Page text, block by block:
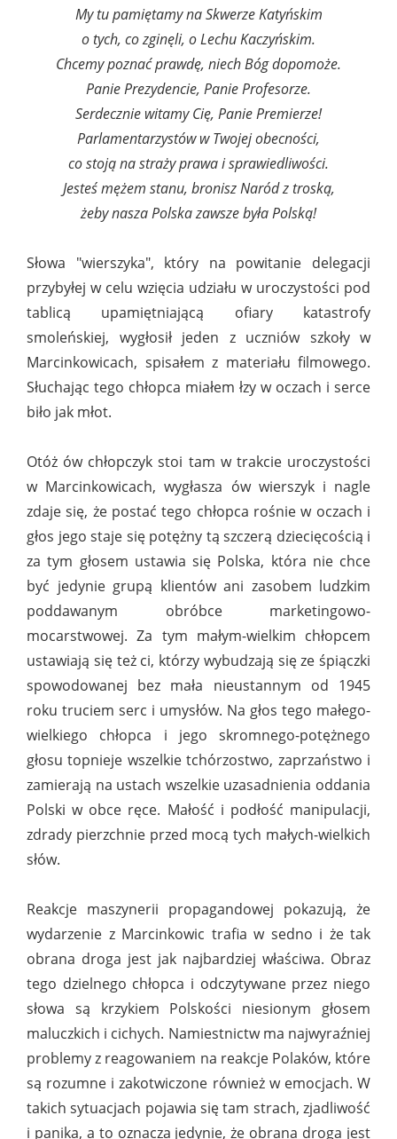
My tu pamiętamy na Skwerze Katyńskim
o tych, co zginęli, o Lechu Kaczyńskim.
Chcemy poznać prawdę, niech Bóg dopomoże.
Panie Prezydencie, Panie Profesorze.
Serdecznie witamy Cię, Panie Premierze!
Parlamentarzystów w Twojej obecności,
co stoją na straży prawa i sprawiedliwości.
Jesteś mężem stanu, bronisz Naród z troską,
żeby nasza Polska zawsze była Polską!
Słowa "wierszyka", który na powitanie delegacji
przybyłej w celu wzięcia udziału w uroczystości pod
tablicą upamiętniającą ofiary katastrofy
smoleńskiej, wygłosił jeden z uczniów szkoły w
Marcinkowicach, spisałem z materiału filmowego.
Słuchając tego chłopca miałem łzy w oczach i serce
biło jak młot.
Otóż ów chłopczyk stoi tam w trakcie uroczystości
w Marcinkowicach, wygłasza ów wierszyk i nagle
zdaje się, że postać tego chłopca rośnie w oczach i
głos jego staje się potężny tą szczerą dziecięcością i
za tym głosem ustawia się Polska, która nie chce
być jedynie grupą klientów ani zasobem ludzkim
poddawanym obróbce marketingowo-
mocarstwowej. Za tym małym-wielkim chłopcem
ustawiają się też ci, którzy wybudzają się ze śpiączki
spowodowanej bez mała nieustannym od 1945
roku truciem serc i umysłów. Na głos tego małego-
wielkiego chłopca i jego skromnego-potężnego
głosu topnieje wszelkie tchórzostwo, zaprzaństwo i
zamierają na ustach wszelkie uzasadnienia oddania
Polski w obce ręce. Małość i podłość manipulacji,
zdrady pierzchnie przed mocą tych małych-wielkich
słów.
Reakcje maszynerii propagandowej pokazują, że
wydarzenie z Marcinkowic trafia w sedno i że tak
obrana droga jest jak najbardziej właściwa. Obraz
tego dzielnego chłopca i odczytywane przez niego
słowa są krzykiem Polskości niesionym głosem
maluczkich i cichych. Namiestnictw ma najwyraźniej
problemy z reagowaniem na reakcje Polaków, które
są rozumne i zakotwiczone również w emocjach. W
takich sytuacjach pojawia się tam strach, zjadliwość
i panika, a to oznacza jedynie, że obrana droga jest